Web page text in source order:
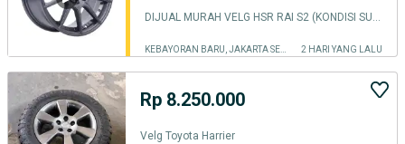
2 HARI YANG LALU
Rp 8.250.000
Velg Toyota Harrier